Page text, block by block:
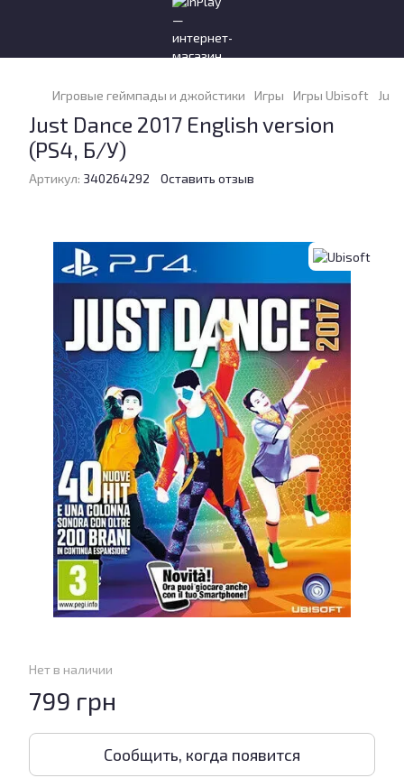
Игровые геймпады и джойстики Игры Игры Ubisoft
Just Dance 2017 English version
(PS4, Б/У)
Артикул: 340264292 Оставить отзыв
Нет в наличии
799 грн
Сообщить, когда появится